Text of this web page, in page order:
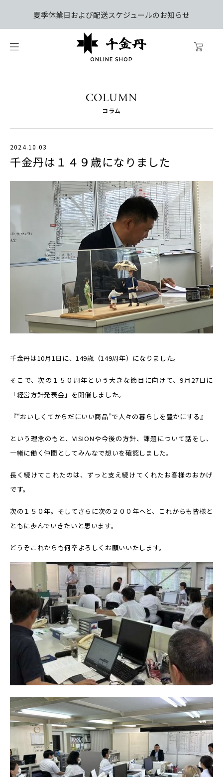
夏季休業日および配送スケジュールのお知らせ
ONLINE SHOP
COLUMN
コラム
2024.10.03
千金丹は１４９歳になりました
千金丹は10月1日に、149歳（149周年）になりました。
そこで、次の１５０周年という大きな節目に向けて、9月 27日に
「経営方針発表会」を開催しました。
『“おいしくてからだにいい商品”で人々の暮らしを豊かにする』
という理念のもと、VISIONや今後の方針、課題について話をし、
一緒に働く仲間としてみんなで想いを確認しました。
長く続けてこれたのは、ずっと支え続けてくれたお客様のおかげ
です。
次の１５０年。そしてさらに次の２００年へと、これからも皆様と
ともに歩んでいきたいと思います。
どうぞこれからも何卒よろしくお願いいたします。